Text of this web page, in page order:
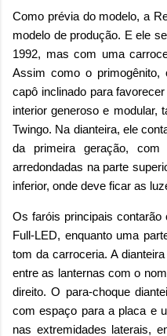
Como prévia do modelo, a
modelo de produção. E ele
1992, mas com uma
Assim como o
capô inclinado para
interior generoso e modular,
Twingo. Na dianteira, ele
da primeira geração,
arredondadas na parte
inferior, onde deve ficar as
Os faróis principais
Full-LED, enquanto uma
tom da carroceria. A
entre as lanternas com o
direito. O para-choque
com espaço para a placa e
nas extremidades laterais,